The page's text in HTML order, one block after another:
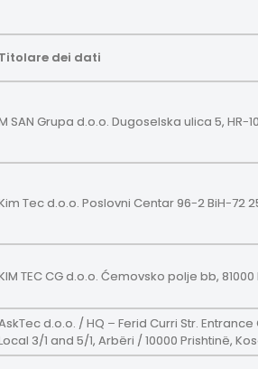
Titolare dei dati
SAN Grupa d.o.o. Dugoselska ulica 5, HR-
Tec d.o.o. Poslovni Centar 96-2 BiH-72
TEC CG d.o.o. Ćemovsko polje bb,
d.o.o. / HQ – Ferid Curri Str. Entrance
3/1 and 5/1, Arbëri / 10000 Prishtinë,